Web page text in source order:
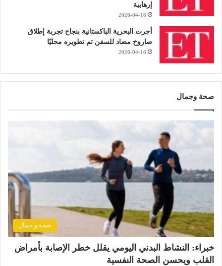
إرهابية
2026-04-16
أجرت البحرية الباكستانية بنجاح تجربة إطلاق
صاروخ مضاد للسفن تم تطويره محليًا
2026-04-16
صحة وجمال
صحة و جمال
خبراء: النشاط البدني اليومي يقلل خطر الإصابة بأمراض
القلب ويحسن الصحة النفسية